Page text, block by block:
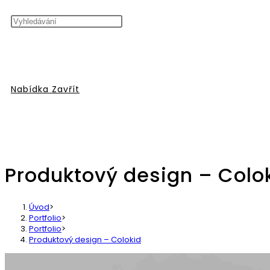
na
Nabídka Zavřít
Produktový design –
Úvod>
Portfolio>
Portfolio>
Produktový design – Colokid